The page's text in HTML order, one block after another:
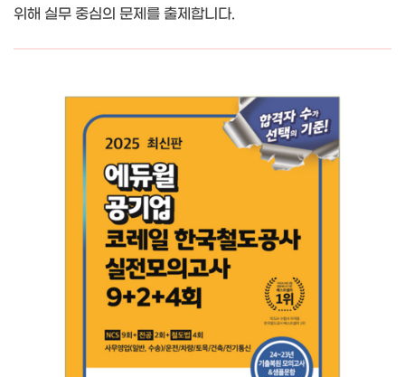
위해 실무 중심의 문제를 출제합니다.